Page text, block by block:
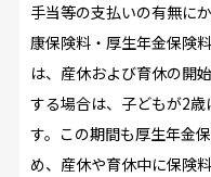
手当等の支払いの有無に
康保険料・厚生年金保険
は、産休および育休の開
する場合は、子どもが2
す。この期間も厚生年金
め、産休や育休中に保険